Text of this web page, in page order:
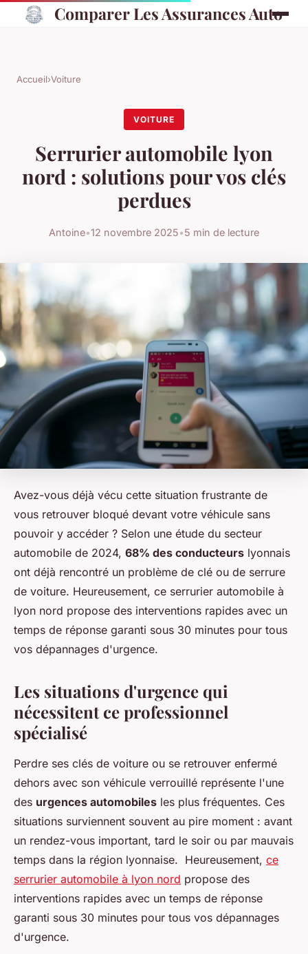
Comparer Les Assurances Auto
Accueil›Voiture
VOITURE
Serrurier automobile lyon
nord : solutions pour vos clés
perdues
Antoine•12 novembre 2025•5 min de lecture
Avez-vous déjà vécu cette situation frustrante de
vous retrouver bloqué devant votre véhicule sans
pouvoir y accéder ? Selon une étude du secteur
automobile de 2024, 68% des conducteurs lyonnais
ont déjà rencontré un problème de clé ou de serrure
de voiture. Heureusement, ce serrurier automobile à
lyon nord propose des interventions rapides avec un
temps de réponse garanti sous 30 minutes pour tous
vos dépannages d'urgence.
Les situations d'urgence qui
nécessitent ce professionnel
spécialisé
Perdre ses clés de voiture ou se retrouver enfermé
dehors avec son véhicule verrouillé représente l'une
des urgences automobiles les plus fréquentes. Ces
situations surviennent souvent au pire moment : avant
un rendez-vous important, tard le soir ou par mauvais
temps dans la région lyonnaise. Heureusement, ce
serrurier automobile à lyon nord propose des
interventions rapides avec un temps de réponse
garanti sous 30 minutes pour tous vos dépannages
d'urgence.